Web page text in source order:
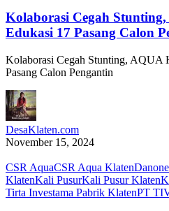
Kolaborasi Cegah
Edukasi 17 Pasang Calon
Kolaborasi Cegah Stunting, AQUA
Pasang Calon Pengantin
DesaKlaten.com
November 15, 2024
CSR AquaCSR Aqua KlatenDanone
KlatenKali PusurKali Pusur Klaten
Tirta Investama Pabrik KlatenPT